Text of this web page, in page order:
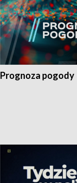
Prognoza pogody